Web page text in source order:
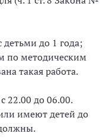
до 1 года;
по методическим
такая работа.
22.00 до 06.00.
имеют детей до